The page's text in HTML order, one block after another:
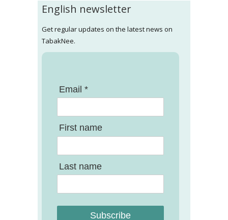
English newsletter
Get regular updates on the latest news on
TabakNee.
Email *
First name
Last name
Subscribe